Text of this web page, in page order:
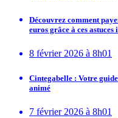
Découvrez comment
euros grâce à ces
8 février 2026 à 8h01
Cintegabelle : Votre
animé
7 février 2026 à 8h01